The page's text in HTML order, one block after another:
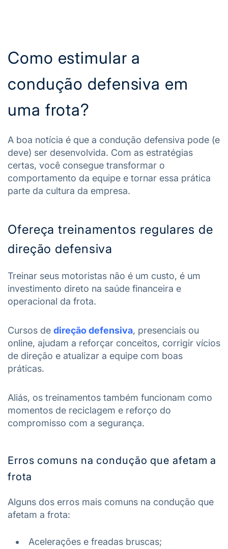
Como estimular a
condução defensiva em
uma frota?
A boa notícia é que a condução defensiva pode (e
deve) ser desenvolvida. Com as estratégias
certas, você consegue transformar o
comportamento da equipe e tornar essa prática
parte da cultura da empresa.
Ofereça treinamentos regulares de
direção defensiva
Treinar seus motoristas não é um custo, é um
investimento direto na saúde financeira e
operacional da frota.
Cursos de direção defensiva, presenciais ou
online, ajudam a reforçar conceitos, corrigir vícios
de direção e atualizar a equipe com boas
práticas.
Aliás, os treinamentos também funcionam como
momentos de reciclagem e reforço do
compromisso com a segurança.
Erros comuns na condução que afetam a
frota
Alguns dos erros mais comuns na condução que
afetam a frota:
Acelerações e freadas bruscas;